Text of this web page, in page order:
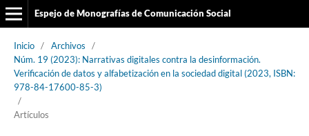
Espejo de Monografías de Comunicación Social
Inicio / Archivos
/
Núm. 19 (2023): Narrativas digitales contra la desinformación.
Verificación de datos y alfabetización en la sociedad digital (2023, ISBN:
978-84-17600-85-3)
/
Artículos